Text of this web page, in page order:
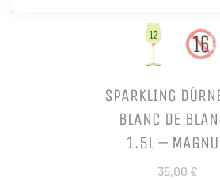
SPARKLING
BLANC DE
1.5L –
35,00 €